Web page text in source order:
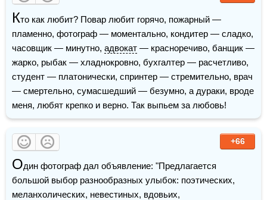
Кто как любит? Повар любит горячо, пожарный —
пламенно, фотограф — моментально, кондитер — сладко,
часовщик — минутно, адвокат — красноречиво, банщик —
жарко, рыбак — хладнокровно, бухгалтер — расчетливо,
студент — платонически, спринтер — стремительно, врач
— смертельно, сумасшедший — безумно, а дураки, вроде
меня, любят крепко и верно. Так выпьем за любовь!
+66
Один фотограф дал объявление: "Предлагается
большой выбор разнообразных улыбок: поэтических,
меланхолических, невестиных, вдовьих,